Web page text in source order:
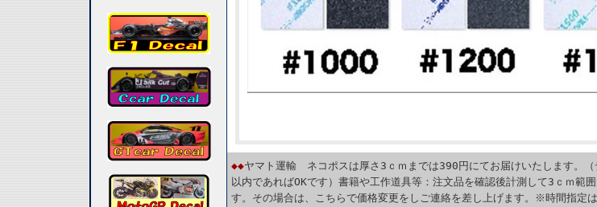
◆◆ヤマト運輸 ネコポスは厚さ3ｃｍまでは390円にてお届けいたします。（
以内であればOKです）書籍や工作道具等：注文品を確認後計測して3ｃｍ範
す。その場合は、こちらで価格変更をしご連絡を差し上げます。※時間指定